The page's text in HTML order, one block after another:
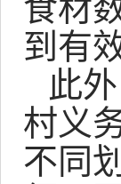
食材
到有
此
村义
不同